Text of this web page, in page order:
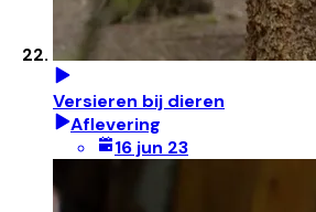
Versieren bij dieren
Aflevering
16 jun 23